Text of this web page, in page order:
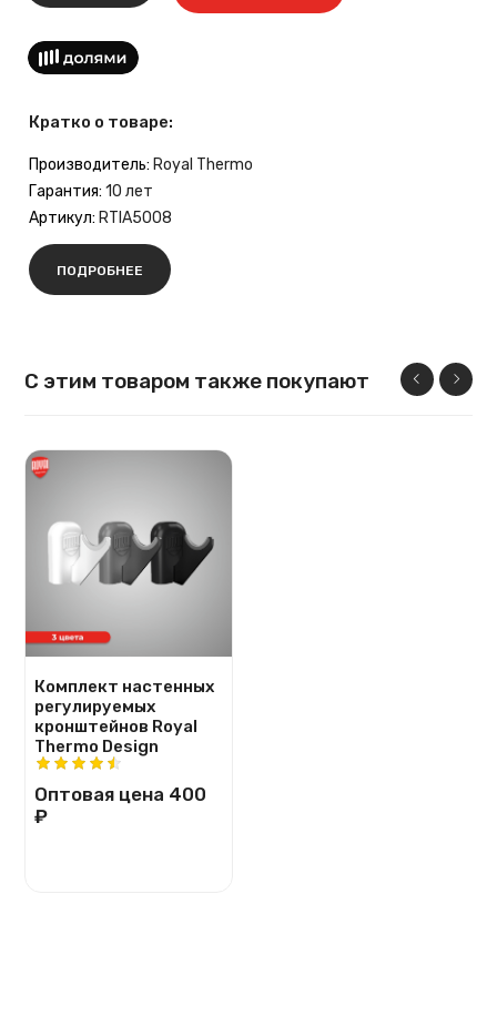
Кратко о товаре:
Производитель: Royal Thermo
Гарантия: 10 лет
Артикул: RTIA5008
ПОДРОБНЕЕ
С этим товаром также покупают
Комплект настенных
регулируемых
кронштейнов Royal
Thermo Design
Оптовая цена 400
₽